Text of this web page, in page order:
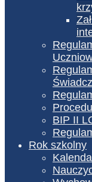
BIP II
Rok szkolny